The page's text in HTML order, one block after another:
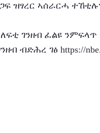
ዝፃረር ኣሰራርሓ
ገፅ https://